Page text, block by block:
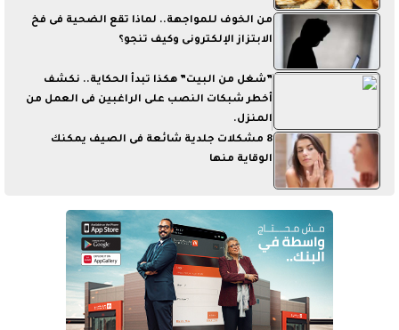
من الخوف للمواجهة.. لماذا تقع الضحية فى فخ
الابتزاز الإلكترونى وكيف تنجو؟
”شغل من البيت” هكذا تبدأ الحكاية.. نكشف
أخطر شبكات النصب على الراغبين فى العمل من
المنزل.
8 مشكلات جلدية شائعة فى الصيف يمكنك
الوقاية منها